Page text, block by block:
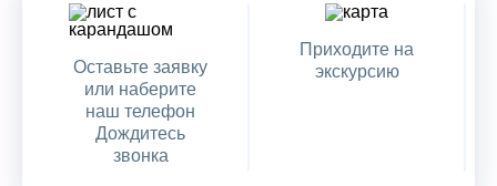
Оставьте заявку
или наберите
наш телефон
Дождитесь
звонка
Приходите на
экскурсию